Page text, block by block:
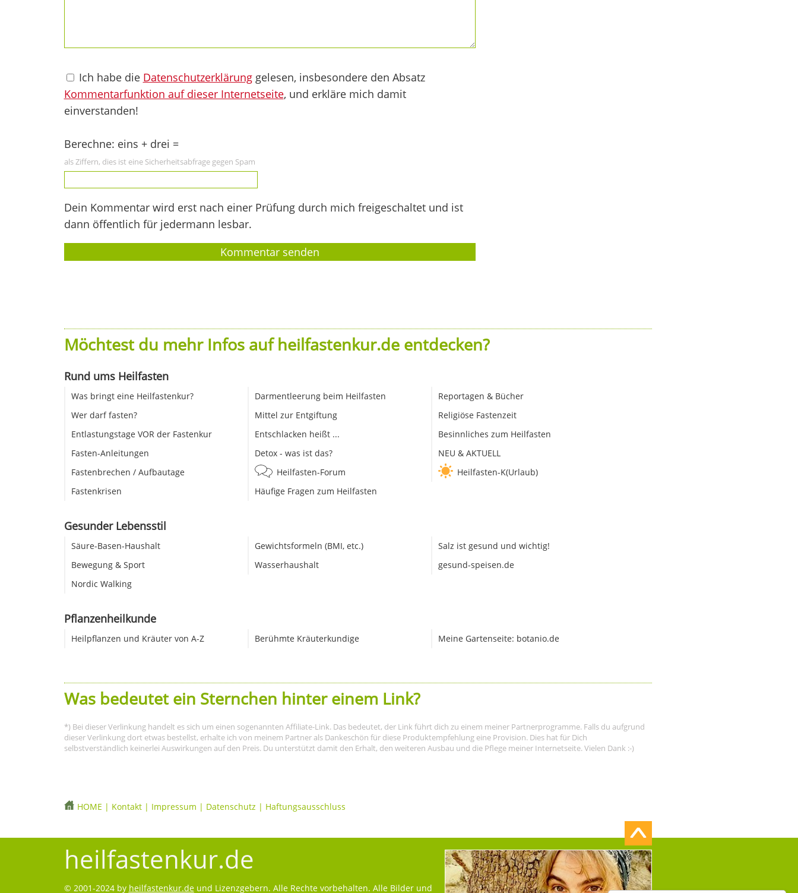
Ich habe die Datenschutzerklärunggelesen, insbesondere den Absatz
Kommentarfunktion auf dieser Internetseite, und erkläre mich damit
einverstanden!
Berechne: eins + drei =
als Ziffern, dies ist eine Sicherheitsabfrage gegen Spam
Dein Kommentar wird erst nach einer Prüfung durch mich freigeschaltet und ist
dann öffentlich für jedermann lesbar.
Möchtest du mehr Infos auf heilfastenkur.de entdecken?
Rund ums Heilfasten
Was bringt eine Heilfastenkur?
Wer darf fasten?
Entlastungstage VOR der Fastenkur
Fasten-Anleitungen
Fastenbrechen / Aufbautage
Fastenkrisen
Darmentleerung beim Heilfasten
Mittel zur Entgiftung
Entschlacken heißt ...
Detox - was ist das?
Heilfasten-Forum
Häufige Fragen zum Heilfasten
Reportagen & Bücher
Religiöse Fastenzeit
Besinnliches zum Heilfasten
NEU & AKTUELL
Heilfasten-K(Urlaub)
Gesunder Lebensstil
Säure-Basen-Haushalt
Bewegung & Sport
Nordic Walking
Gewichtsformeln (BMI, etc.)
Wasserhaushalt
Salz ist gesund und wichtig!
gesund-speisen.de
Pflanzenheilkunde
Heilpflanzen und Kräuter von A-Z Berühmte Kräuterkundige Meine Gartenseite: botanio.de
Was bedeutet ein Sternchen hinter einem Link?
*) Bei dieser Verlinkung handelt es sich um einen sogenannten Affiliate-Link. Das bedeutet, der Link führt dich zu einem meiner Partnerprogramme. Falls du aufgrund
dieser Verlinkung dort etwas bestellst, erhalte ich von meinem Partner als Dankeschön für diese Produktempfehlung eine Provision. Dies hat für Dich
selbstverständlich keinerlei Auswirkungen auf den Preis. Du unterstützt damit den Erhalt, den weiteren Ausbau und die Pflege meiner Internetseite. Vielen Dank :-)
HOME | Kontakt| Impressum | Datenschutz | Haftungsausschluss
heilfastenkur.de
© 2001-2024 by heilfastenkur.deund Lizenzgebern. Alle Rechte vorbehalten. Alle Bilder und